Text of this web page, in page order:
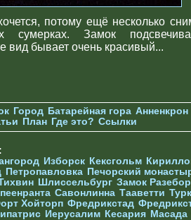
потому ещё несколько
сумерках. Замок
вид бывает очень красивый...
Город Батарейная гора Анненкрон
План Где это? Ссылки
Изборск Кексгольм
Петропавловка Печорcкий
Шлиссельбург Замок
Савонлинна Тааветти
Хойторп Фредрикстад
Иерусалим Кесария Масада